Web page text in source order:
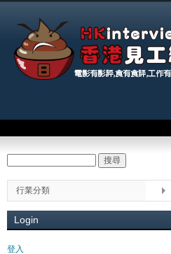
行業分類
Login
登入